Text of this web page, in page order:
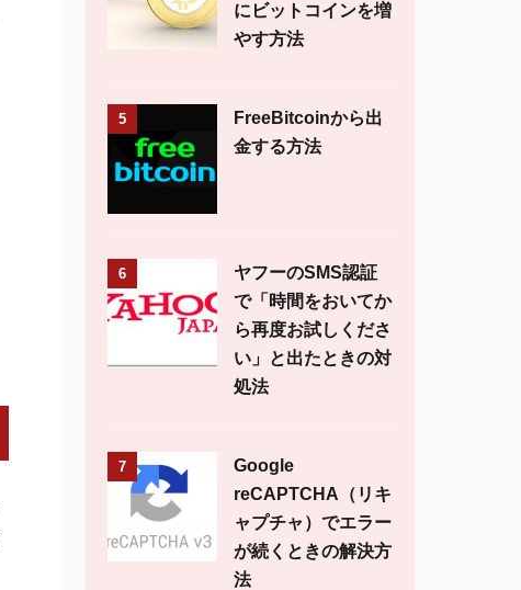
にビットコインを増
やす方法
5
FreeBitcoinから出
金する方法
6
ヤフーのSMS認証
で「時間をおいてか
ら再度お試しくださ
い」と出たときの対
処法
7
Google
reCAPTCHA（リキ
ャプチャ）でエラー
が続くときの解決方
法